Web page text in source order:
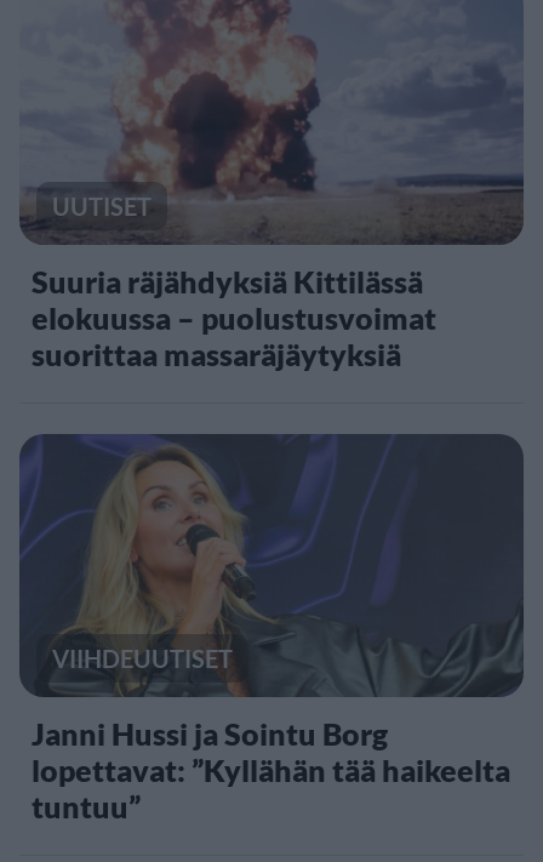
UUTISET
Suuria räjähdyksiä Kittilässä
elokuussa – puolustusvoimat
suorittaa massaräjäytyksiä
VIIHDEUUTISET
Janni Hussi ja Sointu Borg
lopettavat: ”Kyllähän tää haikeelta
tuntuu”